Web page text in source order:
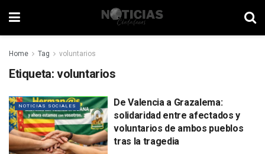
Home Tag voluntarios
Etiqueta: voluntarios
NOTICIAS SOCIALES
De Valencia a Grazalema:
solidaridad entre afectados y
voluntarios de ambos pueblos
tras la tragedia